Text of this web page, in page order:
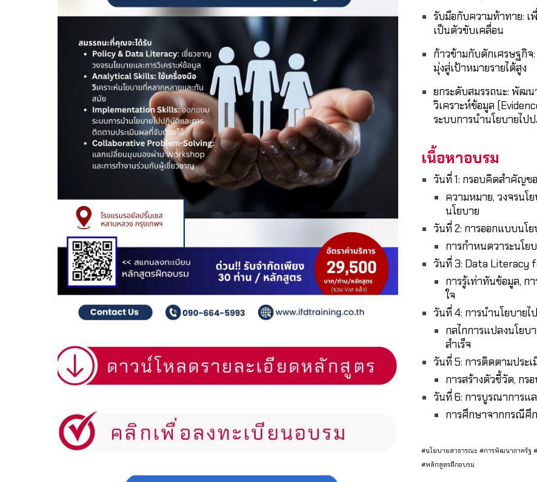
รับมือกับความท้าทาย: เ
เป็นตัวขับเคลื่อน
ก้าวข้ามกับดักเศรษฐกิจ:
มุ่งสู่เป้าหมายรายได้สูง
ยกระดับสมรรถนะ: พัฒน
วิเคราะห์ข้อมูล
ระบบการนำนโยบายไป
เนื้อหาอบรม
วันที่ 1: กรอบคิดสำคัญข
ความหมาย, วงจรนโ
นโยบาย
วันที่ 2: การออกแบบนโ
การกำหนดวาระนโย
วันที่ 3: Data Literacy
การรู้เท่าทันข้อมูล, ก
ใจ
วันที่ 4: การนำนโยบาย
กลไกการแปลงนโยบ
สำเร็จ
วันที่ 5: การติดตามประ
การสร้างตัวชี้วัด, กร
วันที่ 6: การบูรณาการแ
การศึกษาจากกรณีศึ
#นโยบายสาธารณะ #การพัฒนาภาครัฐ
#หลักสูตรฝึกอบรม